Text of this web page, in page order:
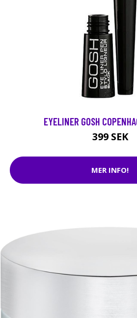
EYELINER GOSH
399 SEK
MER INFO!